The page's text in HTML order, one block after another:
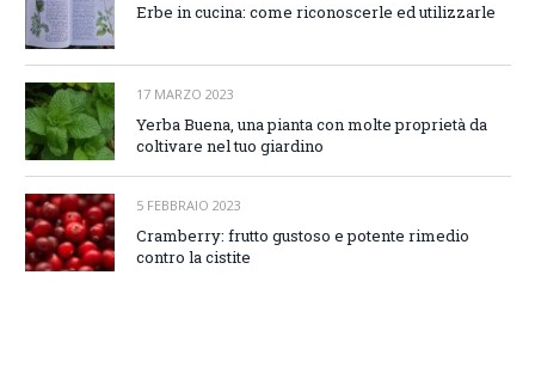
Erbe in cucina: come riconoscerle ed utilizzarle
17 MARZO 2023
Yerba Buena, una pianta con molte proprietà da
coltivare nel tuo giardino
5 FEBBRAIO 2023
Cramberry: frutto gustoso e potente rimedio
contro la cistite